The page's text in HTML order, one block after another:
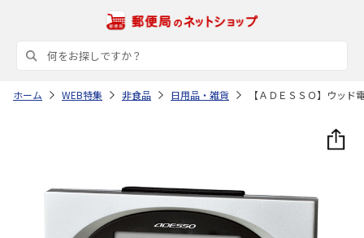
ホーム WEB特集 非食品 日用品・雑貨 【ＡＤＥＳＳＯ】ウッ